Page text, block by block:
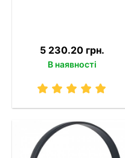
5 230.20 грн.
В наявності